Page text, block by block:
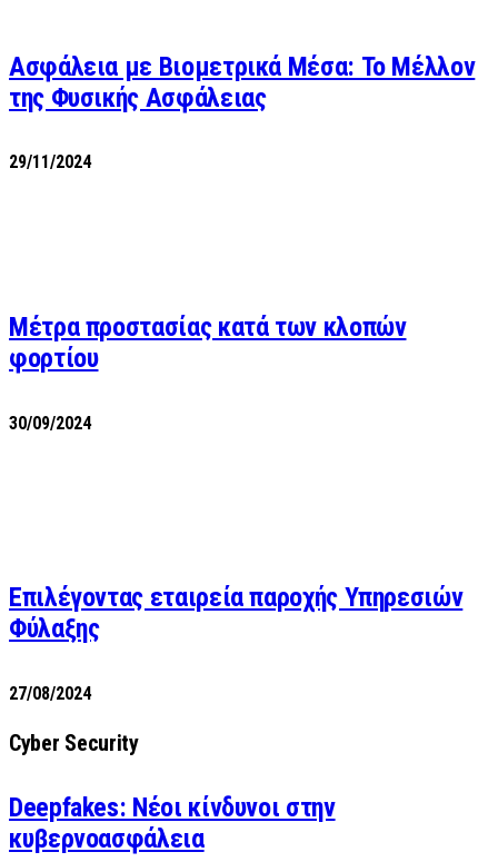
Ασφάλεια με Βιομετρικά Μέσα: Το Μέλλον
της Φυσικής Ασφάλειας
29/11/2024
Μέτρα προστασίας κατά των κλοπών
φορτίου
30/09/2024
Επιλέγοντας εταιρεία παροχής Υπηρεσιών
Φύλαξης
27/08/2024
Cyber Security
Deepfakes: Νέοι κίνδυνοι στην
κυβερνοασφάλεια